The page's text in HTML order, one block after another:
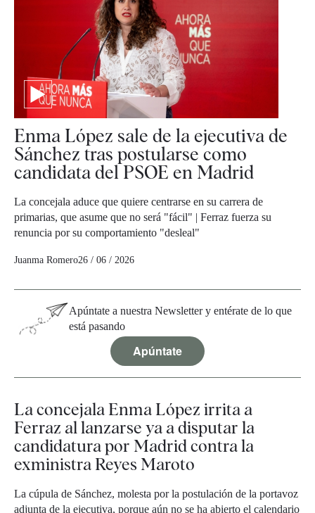
Enma López sale de la ejecutiva de
Sánchez tras postularse como
candidata del PSOE en Madrid
La concejala aduce que quiere centrarse en su carrera de
primarias, que asume que no será "fácil" | Ferraz fuerza su
renuncia por su comportamiento "desleal"
Juanma Romero26 / 06 / 2026
Apúntate a nuestra Newsletter y entérate de lo que
está pasando
Apúntate
La concejala Enma López irrita a
Ferraz al lanzarse ya a disputar la
candidatura por Madrid contra la
exministra Reyes Maroto
La cúpula de Sánchez, molesta por la postulación de la portavoz
adjunta de la ejecutiva, porque aún no se ha abierto el calendario